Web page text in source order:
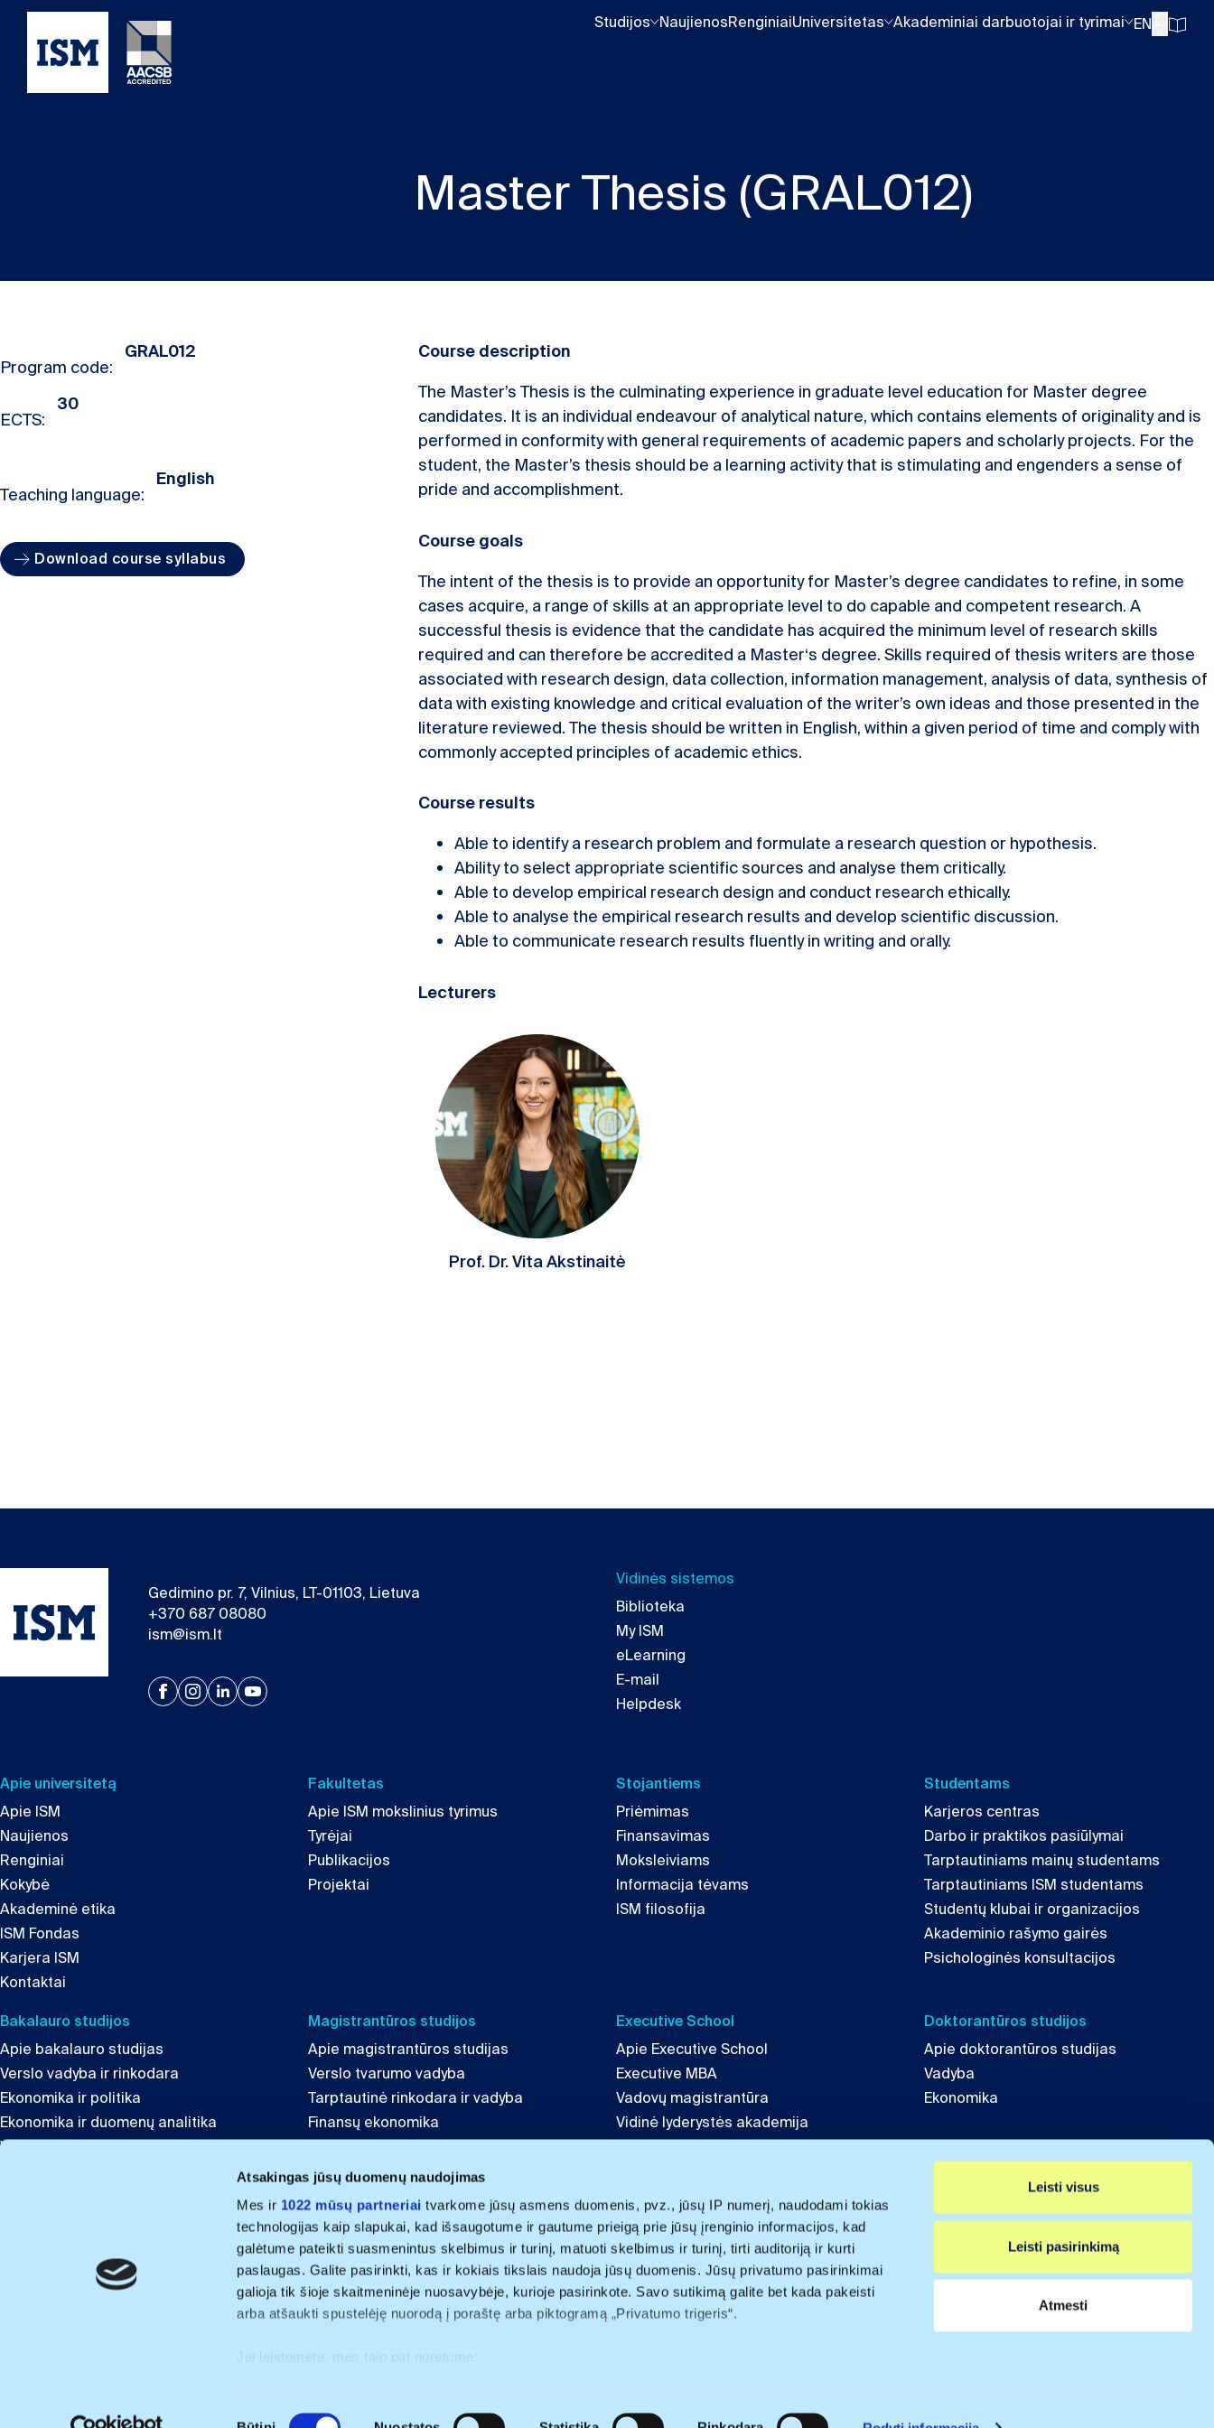
Atsakingas jūsų duomenų naudojimas
Mes ir 1022 mūsų partneriai tvarkome jūsų asmens duomenis, pvz., jūsų IP numerį, naudodami tokias
technologijas kaip slapukai, kad išsaugotume ir gautume prieigą prie jūsų įrenginio informacijos, kad
galėtume pateikti suasmenintus skelbimus ir turinį, matuoti skelbimus ir turinį, tirti auditoriją ir kurti
paslaugas. Galite pasirinkti, kas ir kokiais tikslais naudoja jūsų duomenis. Jūsų privatumo pasirinkimai
galioja tik šioje skaitmeninėje nuosavybėje, kurioje pasirinkote. Savo sutikimą galite bet kada pakeisti
arba atšaukti spustelėję nuorodą į poraštę arba piktogramą „Privatumo trigeris“.
Leisti visus
Leisti pasirinkimą
Atmesti
Studijos NaujienosRenginiaiUniversitetas Akademiniai darbuotojai ir tyrimai EN
Master Thesis (GRAL012)
Program code:
GRAL012
ECTS:
30
Teaching language:
English
Download course syllabus
Course description
The Master’s Thesis is the culminating experience in graduate level education for Master degree
candidates. It is an individual endeavour of analytical nature, which contains elements of originality and is
performed in conformity with general requirements of academic papers and scholarly projects. For the
student, the Master’s thesis should be a learning activity that is stimulating and engenders a sense of
pride and accomplishment.
Course goals
The intent of the thesis is to provide an opportunity for Master’s degree candidates to refine, in some
cases acquire, a range of skills at an appropriate level to do capable and competent research. A
successful thesis is evidence that the candidate has acquired the minimum level of research skills
required and can therefore be accredited a Master‘s degree. Skills required of thesis writers are those
associated with research design, data collection, information management, analysis of data, synthesis of
data with existing knowledge and critical evaluation of the writer’s own ideas and those presented in the
literature reviewed. The thesis should be written in English, within a given period of time and comply with
commonly accepted principles of academic ethics.
Course results
Able to identify a research problem and formulate a research question or hypothesis.
Ability to select appropriate scientific sources and analyse them critically.
Able to develop empirical research design and conduct research ethically.
Able to analyse the empirical research results and develop scientific discussion.
Able to communicate research results fluently in writing and orally.
Lecturers
Prof. Dr. Vita Akstinaitė
Gedimino pr. 7, Vilnius, LT-01103, Lietuva
+370 687 08080
ism@ism.lt
Vidinės sistemos
Biblioteka
My ISM
eLearning
E-mail
Helpdesk
Apie universitetą
Apie ISM
Naujienos
Renginiai
Kokybė
Akademinė etika
ISM Fondas
Karjera ISM
Kontaktai
Fakultetas
Apie ISM mokslinius tyrimus
Tyrėjai
Publikacijos
Projektai
Stojantiems
Priėmimas
Finansavimas
Moksleiviams
Informacija tėvams
ISM filosofija
Studentams
Karjeros centras
Darbo ir praktikos pasiūlymai
Tarptautiniams mainų studentams
Tarptautiniams ISM studentams
Studentų klubai ir organizacijos
Akademinio rašymo gairės
Psichologinės konsultacijos
Bakalauro studijos
Apie bakalauro studijas
Verslo vadyba ir rinkodara
Ekonomika ir politika
Ekonomika ir duomenų analitika
Verslumas ir inovacijos
Tarptautinis verslas ir komunikacija
Magistrantūros studijos
Apie magistrantūros studijas
Verslo tvarumo vadyba
Tarptautinė rinkodara ir vadyba
Finansų ekonomika
Inovacijų ir technologijų vadyba
Executive School
Apie Executive School
Executive MBA
Vadovų magistrantūra
Vidinė lyderystės akademija
Doktorantūros studijos
Apie doktorantūros studijas
Vadyba
Ekonomika
Švietimo Lyderystė
ISM Summer University in the Baltics
ISM © 2026